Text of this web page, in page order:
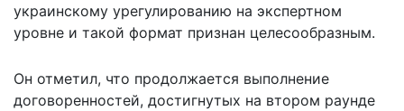
украинскому урегулированию на экспертном
уровне и такой формат признан целесообразным.
Он отметил, что продолжается выполнение
договоренностей, достигнутых на втором раунде